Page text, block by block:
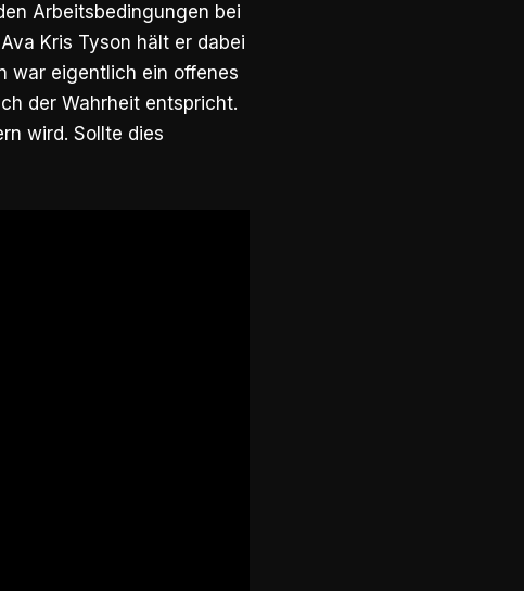
Arbeitsbedingungen bei
Kris Tyson hält er dabei
war eigentlich ein offenes
der Wahrheit entspricht.
wird. Sollte dies